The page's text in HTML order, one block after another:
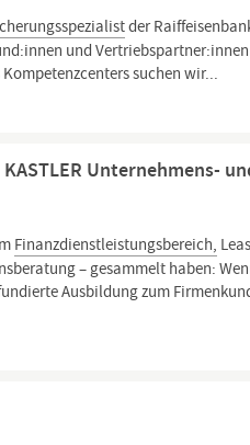
der
und
suchen wir...
Unternehmens-
Finanzdienstleistungsbereich,
– gesammelt haben:
Ausbildung zum